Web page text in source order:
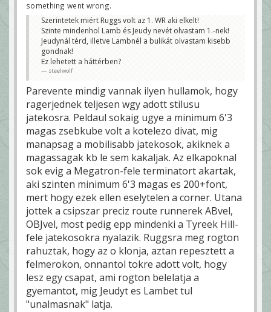
something went wrong.
Szerintetek miért Ruggs volt az 1. WR aki elkelt!
Szinte mindenhol Lamb és Jeudy nevét olvastam 1.-nek!
Jeudynál térd, illetve Lambnél a bulikát olvastam kisebb
gondnak!
Ez lehetett a háttérben?
steelwolf
Parevente mindig vannak ilyen hullamok, hogy
ragerjednek teljesen wgy adott stilusu
jatekosra. Peldaul sokaig ugye a minimum 6'3
magas zsebkube volt a kotelezo divat, mig
manapsag a mobilisabb jatekosok, akiknek a
magassagak kb le sem kakaljak. Az elkapoknal
sok evig a Megatron-fele terminatort akartak,
aki szinten minimum 6'3 magas es 200+font,
mert hogy ezek ellen eselytelen a corner. Utana
jottek a csipszar preciz route runnerek ABvel,
OBJvel, most pedig epp mindenki a Tyreek Hill-
fele jatekosokra nyalazik. Ruggsra meg rogton
rahuztak, hogy az o klonja, aztan repesztett a
felmerokon, onnantol tokre adott volt, hogy
lesz egy csapat, ami rogton belelatja a
gyemantot, mig Jeudyt es Lambet tul
"unalmasnak" latja.